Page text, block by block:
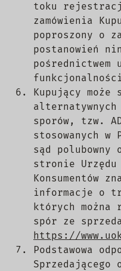
toku
zamówienia
poproszony o
postanowień
pośrednictwem
Kupujący może
sporów, tzw.
stosowanych w
sąd polubowny
stronie
Konsumentów
informacje o
których można
spór ze
https://
Podstawowa